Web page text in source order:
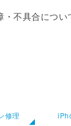
不具合につ
修理